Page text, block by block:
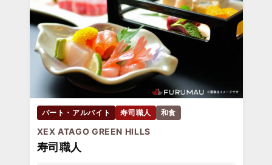
パート・アルバイト 寿司職人 和食
XEX ATAGO GREEN HILLS
寿司職人